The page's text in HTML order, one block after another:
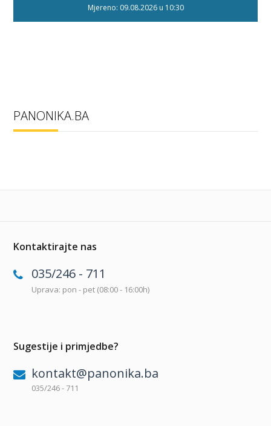
Mjereno: 09.08.2026 u 10:30
PANONIKA.BA
Kontaktirajte nas
035/246 - 711
Uprava: pon - pet (08:00 - 16:00h)
Sugestije i primjedbe?
kontakt@panonika.ba
035/246 - 711